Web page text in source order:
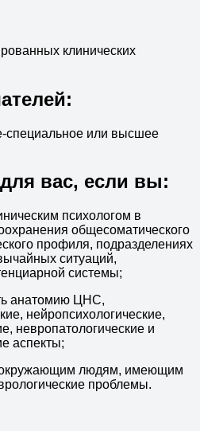
клинических
или высшее
вас, если вы:
психологом в
общесоматического
профиля, подразделениях
ситуаций,
системы;
анатомию ЦНС,
нейропсихологические,
невропатологические и
аспекты;
окружающим людям, имеющим
проблемы.